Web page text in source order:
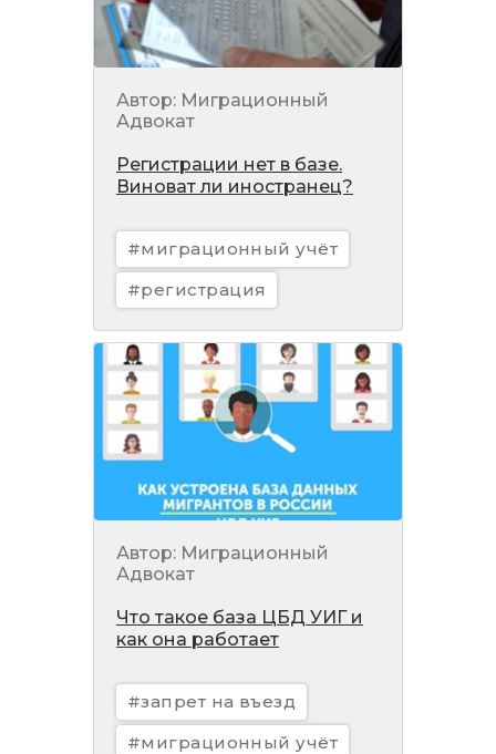
Автор: Миграционный
Адвокат
Регистрации нет в базе.
Виноват ли иностранец?
#миграционный учёт
#регистрация
Автор: Миграционный
Адвокат
Что такое база ЦБД УИГ и
как она работает
#запрет на въезд
#миграционный учёт